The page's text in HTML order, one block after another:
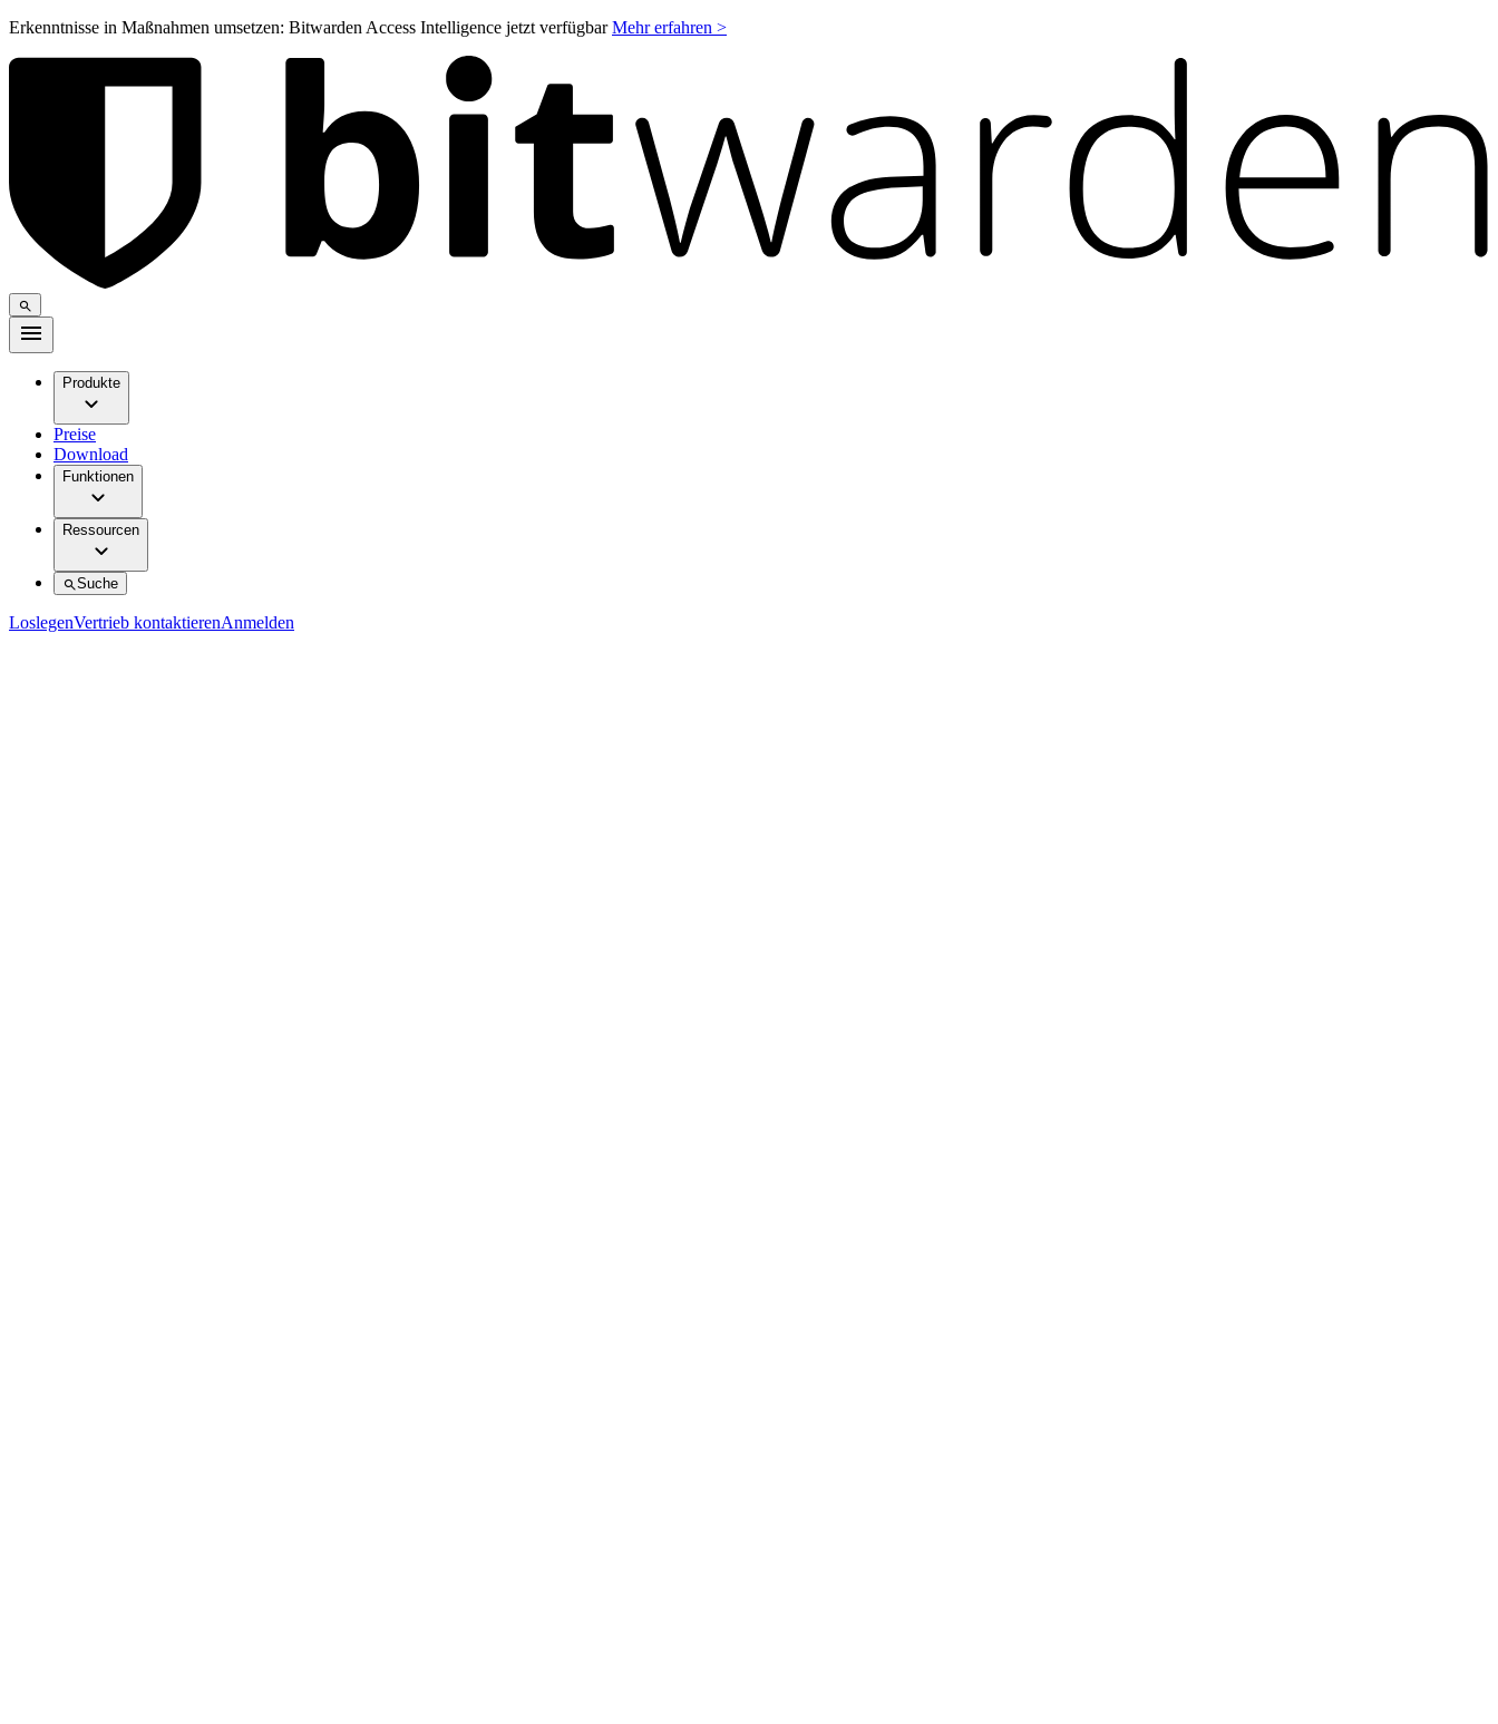
Erkenntnisse in Maßnahmen umsetzen: Bitwarden Access Intelligence jetzt verfügbarMehr erfahren >
Produkte
Preise
Download
Funktionen
Ressourcen
Suche
LoslegenVertrieb kontaktierenAnmelden